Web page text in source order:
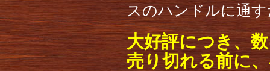
スのハンドルに通
大好評につき、
売り切れる前に